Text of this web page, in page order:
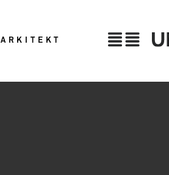
ARKITEKT